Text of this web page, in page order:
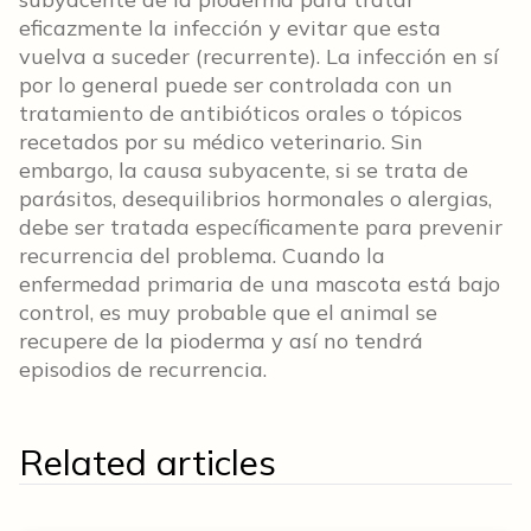
eficazmente la infección y evitar que esta
vuelva a suceder (recurrente). La infección en sí
por lo general puede ser controlada con un
tratamiento de antibióticos orales o tópicos
recetados por su médico veterinario. Sin
embargo, la causa subyacente, si se trata de
parásitos, desequilibrios hormonales o alergias,
debe ser tratada específicamente para prevenir
recurrencia del problema. Cuando la
enfermedad primaria de una mascota está bajo
control, es muy probable que el animal se
recupere de la pioderma y así no tendrá
episodios de recurrencia.
Related articles